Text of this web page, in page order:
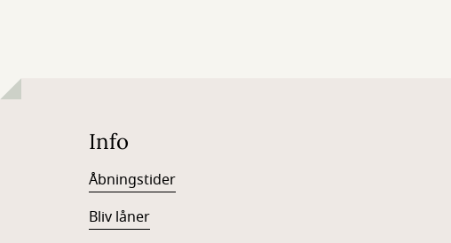
Info
Åbningstider
Bliv låner